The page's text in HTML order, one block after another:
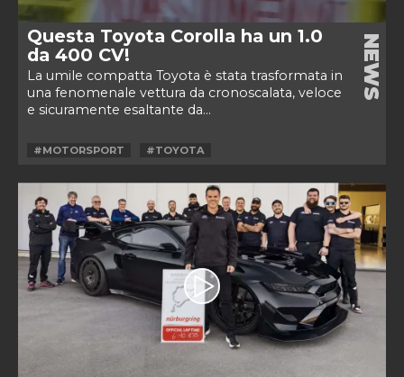
Questa Toyota Corolla ha un 1.0
da 400 CV!
La umile compatta Toyota è stata trasformata in
una fenomenale vettura da cronoscalata, veloce
e sicuramente esaltante da...
NEWS
#MOTORSPORT #TOYOTA